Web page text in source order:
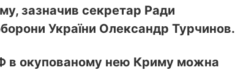
зазначив секретар Ради
України Олександр Турчинов.
в окупованому нею Криму можна